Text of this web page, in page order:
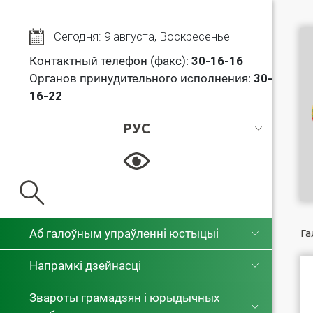
Сегодня: 9 августа, Воскресенье
Контактный телефон (факс): 30-16-16
Органов принудительного исполнения: 30-
16-22
РУС
РУС
Аб галоўным упраўленні юстыцыі
Напрамкі дзейнасці
Звароты грамадзян і юрыдычных